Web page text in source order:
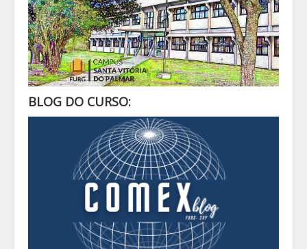
BLOG DO CURSO: